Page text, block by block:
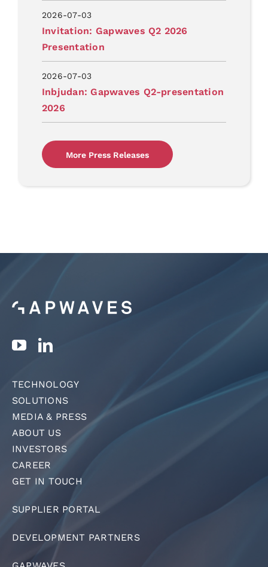
2026-07-03
Invitation: Gapwaves Q2 2026
Presentation
2026-07-03
Inbjudan: Gapwaves Q2-presentation
2026
More Press Releases
TECHNOLOGY
SOLUTIONS
MEDIA & PRESS
ABOUT US
INVESTORS
CAREER
GET IN TOUCH
SUPPLIER PORTAL
DEVELOPMENT PARTNERS